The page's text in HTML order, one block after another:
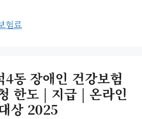
험료
4동 장애인 건강보험
한도 | 지급 | 온라인
상 2025